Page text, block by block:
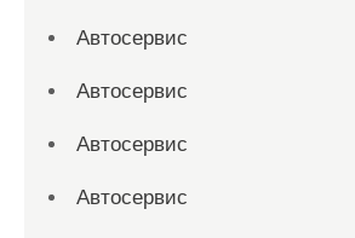
Автосервис
Автосервис
Автосервис
Автосервис